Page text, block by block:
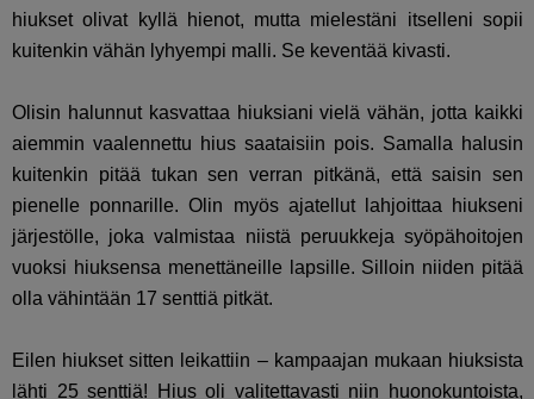
hiukset olivat kyllä hienot, mutta mielestäni itselleni sopii
kuitenkin vähän lyhyempi malli. Se keventää kivasti.
Olisin halunnut kasvattaa hiuksiani vielä vähän, jotta kaikki
aiemmin vaalennettu hius saataisiin pois. Samalla halusin
kuitenkin pitää tukan sen verran pitkänä, että saisin sen
pienelle ponnarille. Olin myös ajatellut lahjoittaa hiukseni
järjestölle, joka valmistaa niistä peruukkeja syöpähoitojen
vuoksi hiuksensa menettäneille lapsille. Silloin niiden pitää
olla vähintään 17 senttiä pitkät.
Eilen hiukset sitten leikattiin – kampaajan mukaan hiuksista
lähti 25 senttiä! Hius oli valitettavasti niin huonokuntoista,